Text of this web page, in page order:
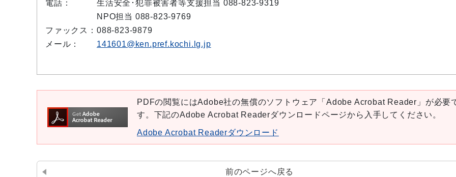
電話：
生活安全･犯罪被害者等支援担当 088-823-9319
NPO担当 088-823-9769
ファックス： 088-823-9879
メール：
141601@ken.pref.kochi.lg.jp
PDFの閲覧にはAdobe社の無償のソフトウェア「Adobe Acrobat Reader」が必要
す。下記のAdobe Acrobat Readerダウンロードページから入手してください。
Adobe Acrobat Readerダウンロード
前のページへ戻る